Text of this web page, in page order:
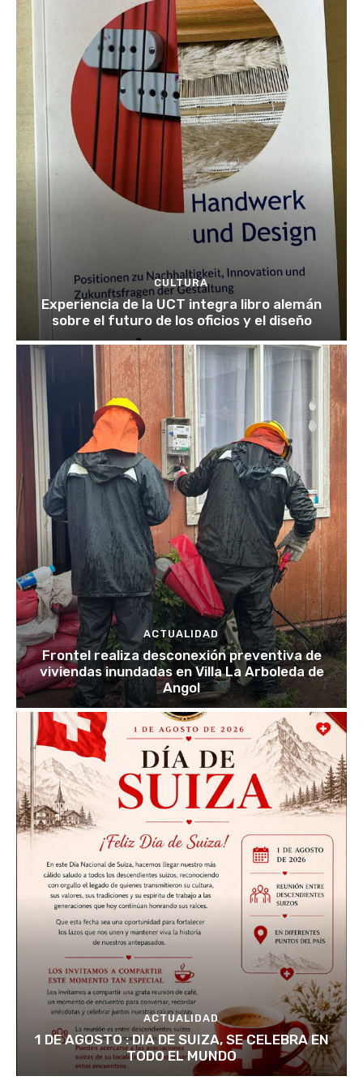
CULTURA
Experiencia de la UCT integra libro alemán
sobre el futuro de los oficios y el diseño
ACTUALIDAD
Frontel realiza desconexión preventiva de
viviendas inundadas en Villa La Arboleda de
Angol
ACTUALIDAD
1 DE AGOSTO : DIA DE SUIZA, SE CELEBRA EN
TODO EL MUNDO